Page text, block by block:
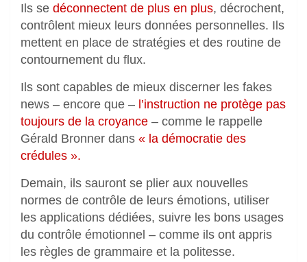
Ils se déconnectent de plus en plus, décrochent,
contrôlent mieux leurs données personnelles. Ils
mettent en place de stratégies et des routine de
contournement du flux.
Ils sont capables de mieux discerner les fakes
news – encore que – l’instruction ne protège pas
toujours de la croyance – comme le rappelle
Gérald Bronner dans « la démocratie des
crédules ».
Demain, ils sauront se plier aux nouvelles
normes de contrôle de leurs émotions, utiliser
les applications dédiées, suivre les bons usages
du contrôle émotionnel – comme ils ont appris
les règles de grammaire et la politesse.